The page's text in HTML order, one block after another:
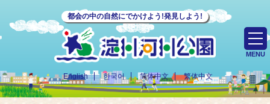
都会の中の自然にでかけよう!発見しよう!
English 한국어 简体中文 繁体中文
MENU